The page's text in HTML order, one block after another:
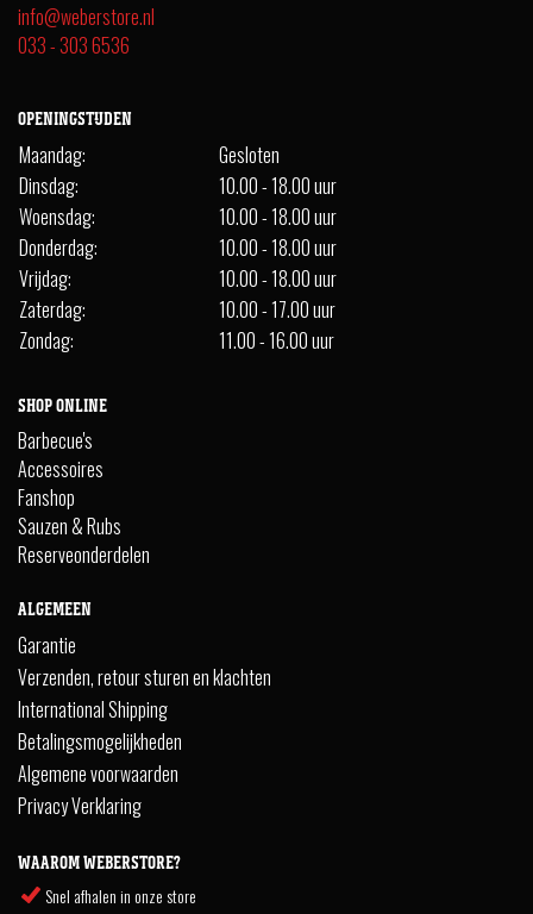
info@weberstore.nl
033 - 303 6536
OPENINGSTIJDEN
Maandag:
Gesloten
Dinsdag:
10.00 - 18.00 uur
Woensdag:
10.00 - 18.00 uur
Donderdag:
10.00 - 18.00 uur
Vrijdag:
10.00 - 18.00 uur
Zaterdag:
10.00 - 17.00 uur
Zondag:
11.00 - 16.00 uur
SHOP ONLINE
Barbecue's
Accessoires
Fanshop
Sauzen & Rubs
Reserveonderdelen
ALGEMEEN
Garantie
Verzenden, retour sturen en klachten
International Shipping
Betalingsmogelijkheden
Algemene voorwaarden
Privacy Verklaring
WAAROM WEBERSTORE?
Snel afhalen in onze store